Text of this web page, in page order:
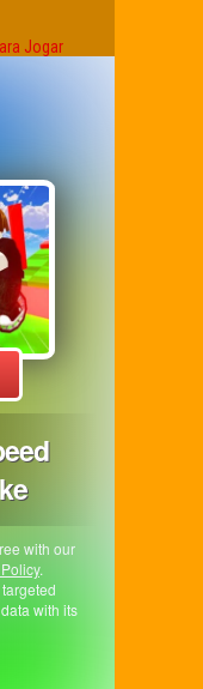
Jogar